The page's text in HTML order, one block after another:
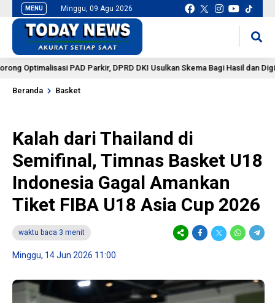
MENU Minggu, 09 Agu 2026
PAD Parkir, DPRD DKI Usulkan Skema Bagi Hasil dan Digitalisasi
Beranda Basket
Kalah dari Thailand di
Semifinal, Timnas Basket U18
Indonesia Gagal Amankan
Tiket FIBA U18 Asia Cup 2026
waktu baca 3 menit
Minggu, 14 Jun 2026 11:00